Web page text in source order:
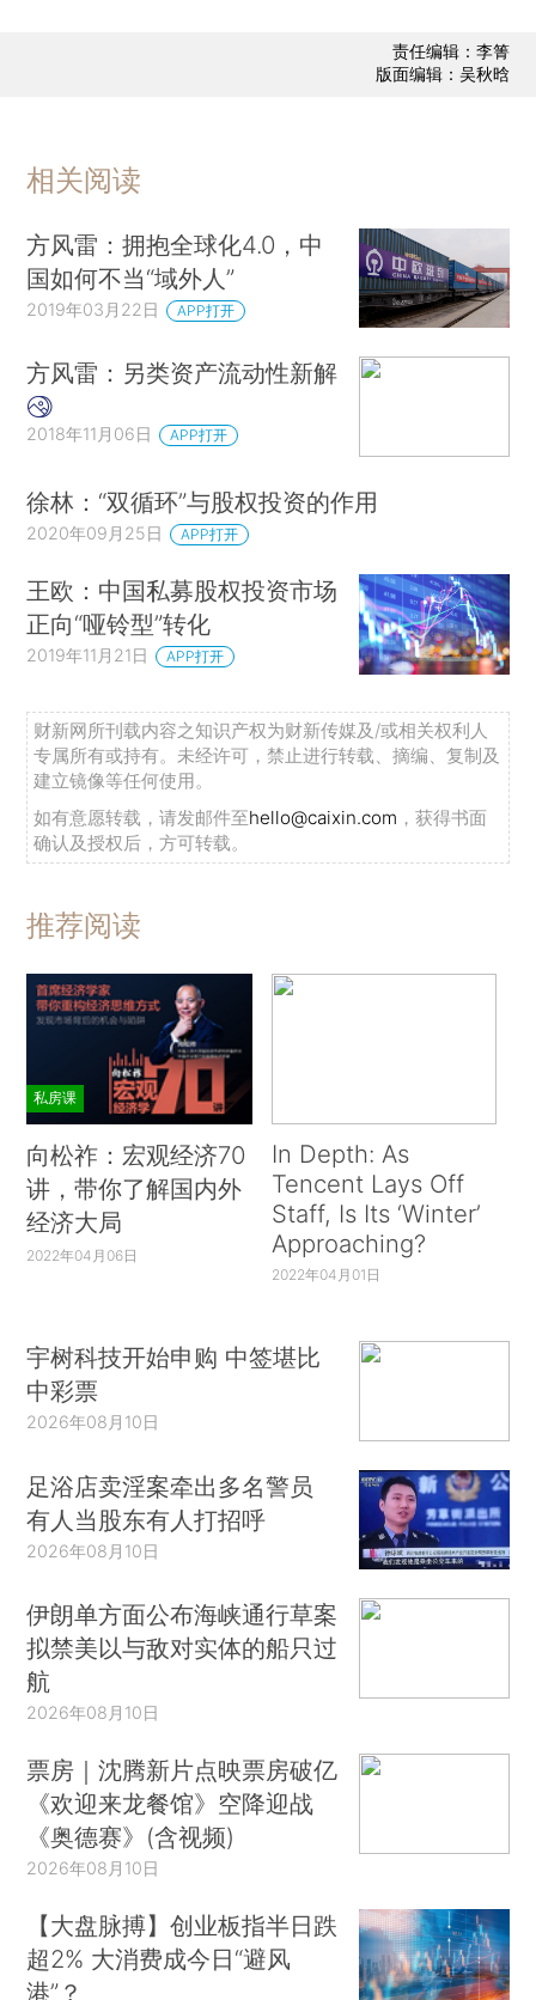
责任编辑：李箐
版面编辑：吴秋晗
相关阅读
方风雷：拥抱全球化4.0，中
国如何不当“域外人”
2019年03月22日 APP打开
方风雷：另类资产流动性新解
2018年11月06日 APP打开
徐林：“双循环”与股权投资的作用
2020年09月25日 APP打开
王欧：中国私募股权投资市场
正向“哑铃型”转化
2019年11月21日 APP打开
财新网所刊载内容之知识产权为财新传媒及/或相关权利人
专属所有或持有。未经许可，禁止进行转载、摘编、复制及
建立镜像等任何使用。
如有意愿转载，请发邮件至hello@caixin.com ，获得书面
确认及授权后，方可转载。
推荐阅读
私房课
向松祚：宏观经济70
讲，带你了解国内外
经济大局
2022年04月06日
In Depth: As
Tencent Lays Off
Staff, Is Its ‘Winter’
Approaching?
2022年04月01日
宇树科技开始申购 中签堪比
中彩票
2026年08月10日
足浴店卖淫案牵出多名警员
有人当股东有人打招呼
2026年08月10日
伊朗单方面公布海峡通行草案
拟禁美以与敌对实体的船只过
航
2026年08月10日
票房｜沈腾新片点映票房破亿
《欢迎来龙餐馆》空降迎战
《奥德赛》(含视频)
2026年08月10日
【大盘脉搏】创业板指半日跌
超2% 大消费成今日“避风
港”？